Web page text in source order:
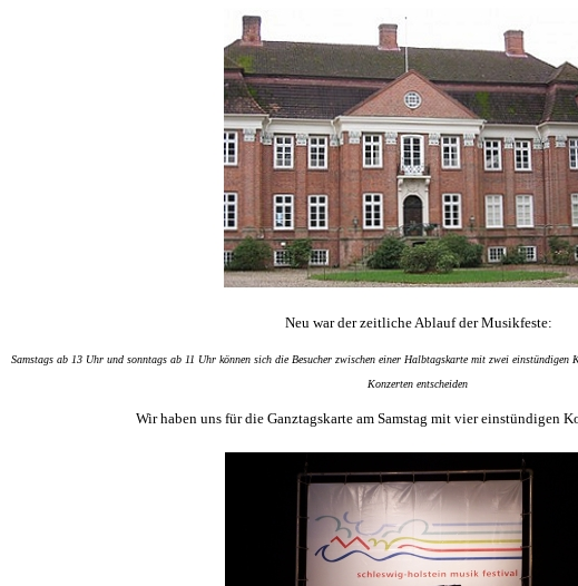
Neu war der zeitliche Ablauf der Musikfeste:
Samstags ab 13 Uhr und sonntags ab 11 Uhr können sich die Besucher zwischen einer Halbtagskarte mit zwei
Konzerten entscheiden
Wir haben uns für die Ganztagskarte am Samstag mit vier einstündigen